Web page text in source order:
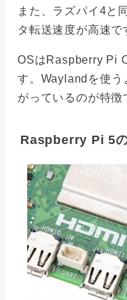
また、ラズパイ4と
タ転送速度が高速で
OSはRaspberry Pi
す。Waylandを使う
がっているのが特徴
Raspberry Pi 5